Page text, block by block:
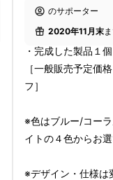
のサポーター
2020年11月末
・完成した製品１個
［一般販売予定価
フ］
※色はブルー/コー
イトの４色からお
※デザイン・仕様は